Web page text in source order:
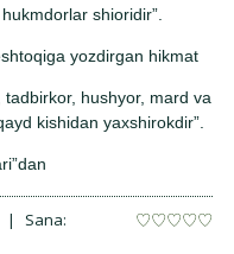
shioridir”.
yozdirgan hikmat
tadbirkor, hushyor, mard va
kishidan yaxshirokdir”.
|
Sana: